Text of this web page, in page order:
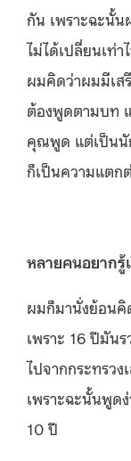
กัน เพราะฉะนั้
ไม่ได้เปลี่ยนเท่
ผมคิดว่าผมมีเส
ต้องพูดตามบท
คุณพูด แต่เป็นนั
ก็เป็นความแตก
หลายคนอยากรู้
ผมก็มานั่งย้อนคิ
เพราะ 16 ปีมัน
ไปจากกระทรวง
เพราะฉะนั้นพูด
10 ปี